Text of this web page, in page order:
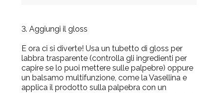
3. Aggiungi il gloss
E ora ci si diverte! Usa un tubetto di gloss per
labbra trasparente (controlla gli ingredienti per
capire se lo puoi mettere sulle palpebre) oppure
un balsamo multifunzione, come la Vasellina e
applica il prodotto sulla palpebra con un